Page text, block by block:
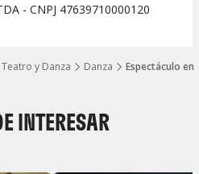
Teatro y Danza Danza Espectáculo en
- CNPJ 47639710000120
INTERESAR